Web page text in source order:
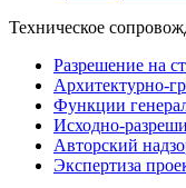
Техническое
Разрешение на
Архитектурно-
Функции
Исходно-
Авторский
Экспертиза